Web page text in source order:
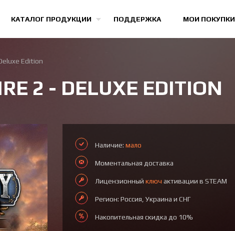
КАТАЛОГ ПРОДУКЦИИ ПОДДЕРЖКА МОИ ПОКУПКИ
Казуальные Все игры
Edition
2 - DELUXE EDITION
Наличие: мало
Моментальная доставка
Лицензионный ключ активации в STEAM
Регион: Россия, Украина и СНГ
Накопительная скидка до 10%